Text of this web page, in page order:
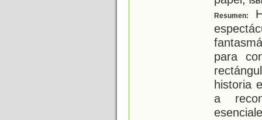
Resumen:
para
historia
a